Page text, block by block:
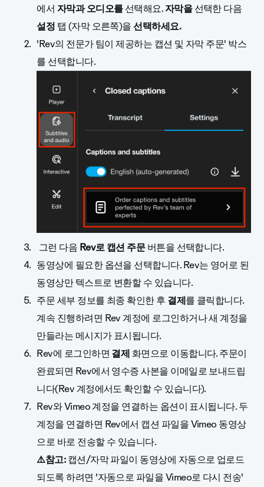
에서자막과 오디오를선택해요.자막을선택한 다음
설정탭 (자막 오른쪽)을선택하세요.
'Rev의 전문가 팀이 제공하는 캡션 및 자막 주문' 박스
를 선택합니다.
그런 다음Rev로 캡션 주문버튼을 선택합니다.
동영상에 필요한 옵션을 선택합니다. Rev는 영어로 된
동영상만 텍스트로 변환할 수 있습니다.
주문 세부 정보를 최종 확인한 후결제를 클릭합니다.
계속 진행하려면 Rev 계정에 로그인하거나 새 계정을
만들라는 메시지가 표시됩니다.
Rev에 로그인하면결제화면으로 이동합니다. 주문이
완료되면 Rev에서 영수증 사본을 이메일로 보내드립
니다(Rev 계정에서도 확인할 수 있습니다).
Rev와 Vimeo 계정을 연결하는 옵션이 표시됩니다. 두
계정을 연결하면 Rev에서 캡션 파일을 Vimeo 동영상
으로 바로 전송할 수 있습니다.
⚠️참고:캡션/자막 파일이 동영상에 자동으로 업로드
되도록 하려면 '자동으로 파일을 Vimeo로 다시 전송'